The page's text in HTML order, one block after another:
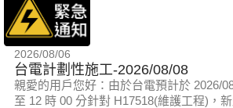
2026/08/06
台電計劃性施工-2026/08/08
親愛的用戶您好：由於台電預計於 2026/
至 12 時 00 分針對 H17518(維護工程)，